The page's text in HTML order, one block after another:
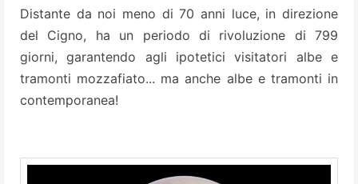
Distante da noi meno di 70 anni luce, in direzione
del Cigno, ha un periodo di rivoluzione di 799
giorni, garantendo agli ipotetici visitatori albe e
tramonti mozzafiato... ma anche albe e tramonti in
contemporanea!